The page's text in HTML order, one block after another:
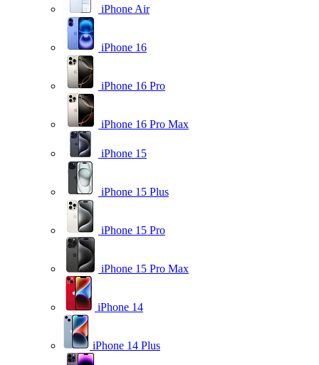
iPhone Air
iPhone 16
iPhone 16 Pro
iPhone 16 Pro Max
iPhone 15
iPhone 15 Plus
iPhone 15 Pro
iPhone 15 Pro Max
iPhone 14
iPhone 14 Plus